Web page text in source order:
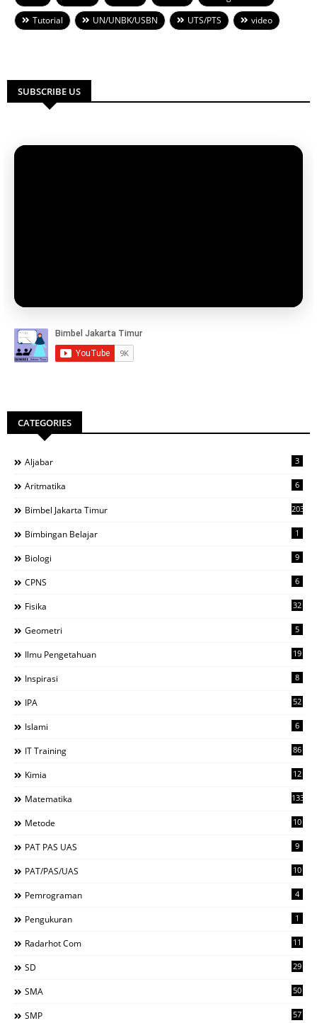
Tutorial
UN/UNBK/USBN UTS/PTS video
SUBSCRIBE US
CATEGORIES
Aljabar 3
Aritmatika 6
Bimbel Jakarta Timur 203
Bimbingan Belajar 1
Biologi 9
CPNS 6
Fisika 32
Geometri 5
Ilmu Pengetahuan 19
Inspirasi 8
IPA 52
Islami 6
IT Training 86
Kimia 12
Matematika 133
Metode 10
PAT PAS UAS 9
PAT/PAS/UAS 10
Pemrograman 4
Pengukuran 1
Radarhot Com 11
SD 29
SMA 50
SMP 57